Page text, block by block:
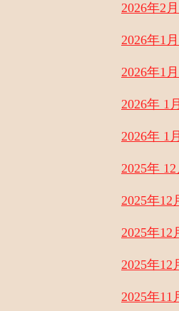
2026年2
2026年1
2026年1
2026年 1
2026年 1
2025年
2025年
2025年
2025年
2025年